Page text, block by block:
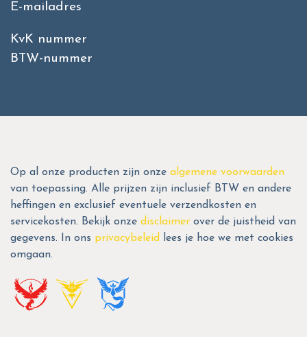
E-mailadres
KvK nummer
BTW-nummer
Op al onze producten zijn onze algemene voorwaarden
van toepassing. Alle prijzen zijn inclusief BTW en andere
heffingen en exclusief eventuele verzendkosten en
servicekosten. Bekijk onze disclaimer over de juistheid van
gegevens. In ons privacybeleid
lees je hoe we met cookies
omgaan.